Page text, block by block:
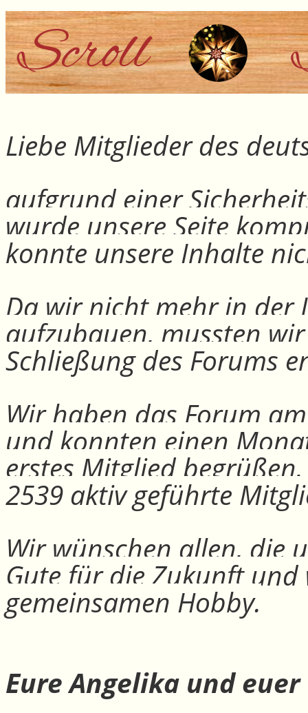
Liebe Mitglieder des
aufgrund einer
wurde unsere Seite
konnte unsere Inhalte
Da wir nicht mehr in der
aufzubauen, mussten
Schließung des Forums
Wir haben das Forum
und konnten einen
erstes Mitglied
2539 aktiv geführte
Wir wünschen allen, die
Gute für die Zukunft
gemeinsamen Hobby.
Eure Angelika und